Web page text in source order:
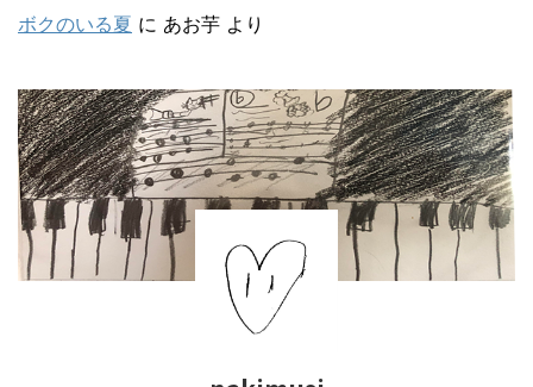
ボクのいる夏 に あお芋 より